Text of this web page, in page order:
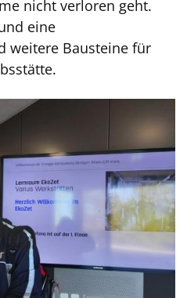
nicht verloren geht.
eine
weitere Bausteine für